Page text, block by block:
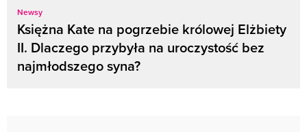
Newsy
Księżna Kate na pogrzebie królowej Elżbiety
II. Dlaczego przybyła na uroczystość bez
najmłodszego syna?